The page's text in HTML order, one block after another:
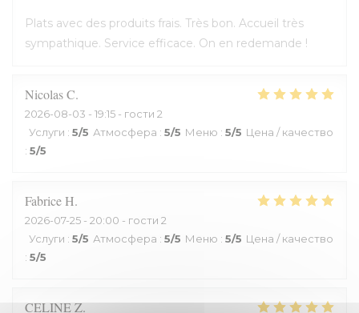
Plats avec des produits frais. Très bon. Accueil très
sympathique. Service efficace. On en redemande !
NicolasC
2026-08-03 - 19:15 - гости 2
Услуги : 5/5 Атмосфера : 5/5 Меню : 5/5 Цена / качество
: 5/5
FabriceH
2026-07-25 - 20:00 - гости 2
Услуги : 5/5 Атмосфера : 5/5 Меню : 5/5 Цена / качество
: 5/5
CELINEZ